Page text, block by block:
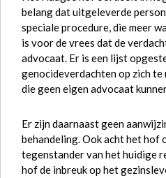
belang dat uitgeleverde
speciale procedure, die meer
is voor de vrees dat de
advocaat. Er is een lijst
genocideverdachten op zich
die geen eigen advocaat
Er zijn daarnaast geen
behandeling. Ook acht het hof
tegenstander van het huidige
hof de inbreuk op het